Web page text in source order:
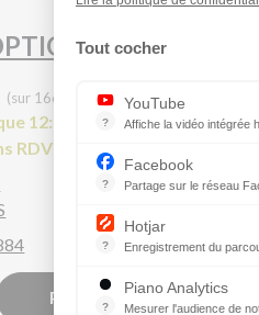
(sur 166 avis Google)
12:30
RDV
Prenez un rendez-vous
Tout cocher
?
YouTube
Affiche la vidéo intégrée
?
Facebook
Partage sur le réseau
?
Hotjar
Enregistrement du
?
Piano Analytics
Mesurer l'audience de